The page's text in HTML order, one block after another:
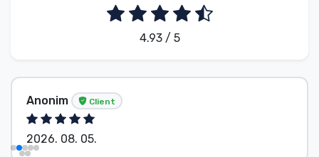
4.93 / 5
Anonim Client
2026. 08. 05.